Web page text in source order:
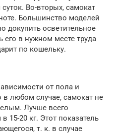
Во-вторых, самокат
Большинство моделей
докупить осветительное
его в нужном месте труда
по кошельку.
от пола и
в любом случае, самокат не
Лучше всего
15-20 кг. Этот показатель
т. к. в случае